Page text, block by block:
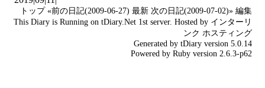
トップ «前の日記(2009-06-27) 最新 次の日記(2009-07-02)» 編集
This Diary is Running on tDiary.Net1st server. Hosted by インターリ
ンク ホスティング
Generated by tDiaryversion 5.0.14
Powered by Rubyversion 2.6.3-p62